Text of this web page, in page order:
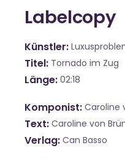
Labelcopy
Künstler
Titel Tornado im Zug
Länge 02:18
Komponist Caroline
Text Caroline von
Verlag Can Basso